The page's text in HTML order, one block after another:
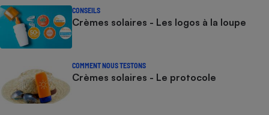
CONSEILS
Crèmes solaires - Les logos à la loupe
COMMENT NOUS TESTONS
Crèmes solaires - Le protocole